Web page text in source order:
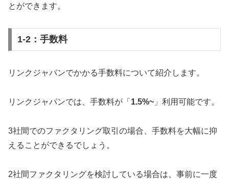
とができます。
1-2：手数料
リンクジャパンでかかる手数料について紹介します。
リンクジャパンでは、手数料が「 1.5%~ 」利用可能です。
3社間でのファクタリング取引の場合、手数料を大幅に抑
えることができるでしょう。
2社間ファクタリングを検討している場合は、事前に一度